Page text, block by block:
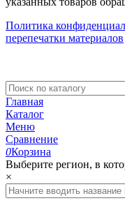
Политика
перепечатки материалов
Главная
Каталог
Меню
Сравнение
0Корзина
Выберите регион, в
×